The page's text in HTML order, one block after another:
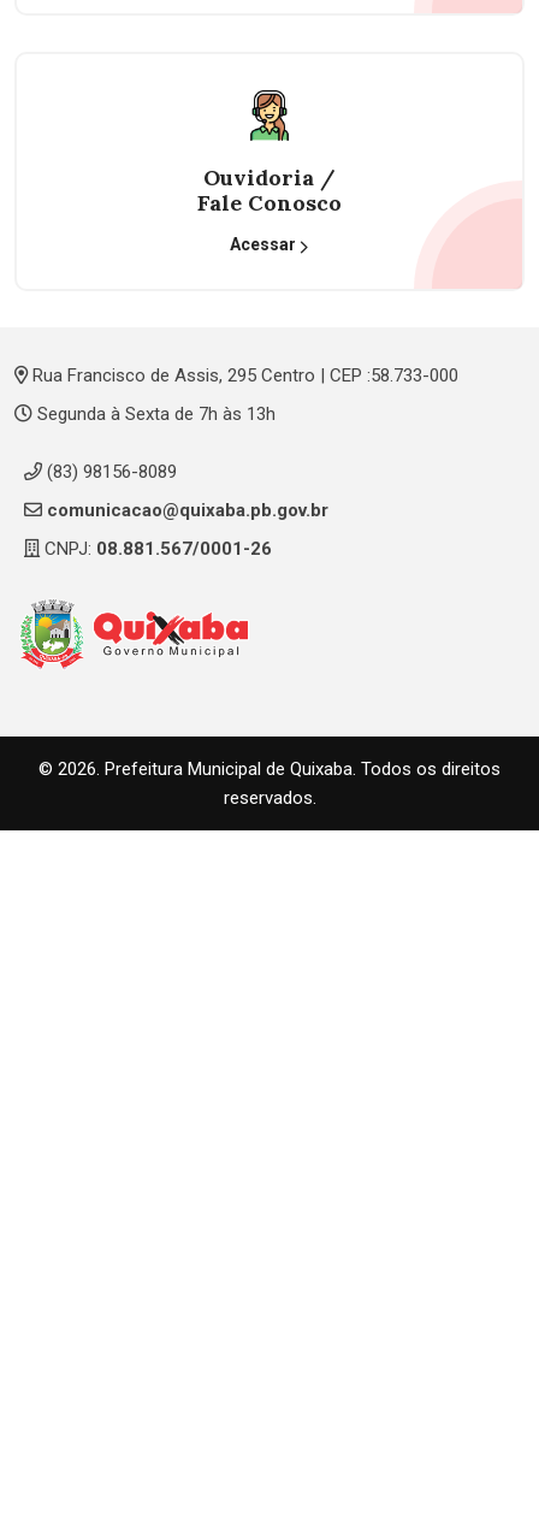
Ouvidoria /
Fale Conosco
Acessar
Rua Francisco de Assis, 295 Centro | CEP :58.733-000
Segunda à Sexta de 7h às 13h
(83) 98156-8089
comunicacao@quixaba.pb.gov.br
CNPJ: 08.881.567/0001-26
© 2026. Prefeitura Municipal de Quixaba. Todos os direitos
reservados.